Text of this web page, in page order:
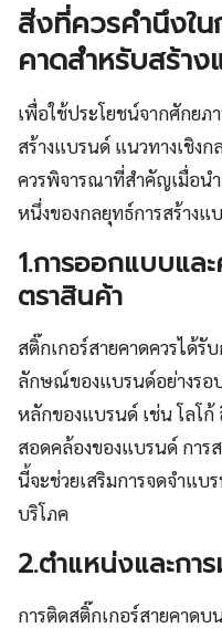
สิ่งที่ควรคำนึงใน
คาดสำหรับสร้า
เพื่อใช้ประโยชน์จากศักยภ
สร้างแบรนด์ แนวทางเชิง
ควรพิจารณาที่สำคัญเมื่อน
หนึ่งของกลยุทธ์การสร้างแ
1.การออกแบบแ
ตราสินค้า
สติ๊กเกอร์สายคาดควรได้รั
ลักษณ์ของแบรนด์อย่างรอ
หลักของแบรนด์ เช่น โลโ
สอดคล้องของแบรนด์ กา
นี้จะช่วยเสริมการจดจำแบ
บริโภค
2.ตำแหน่งและกา
การติดสติ๊กเกอร์สายคาด